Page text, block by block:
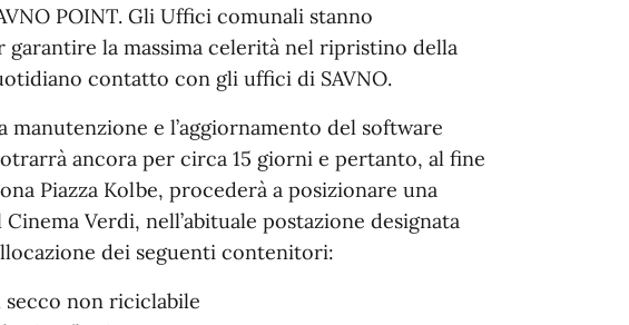
POINT. Gli Uffici comunali stanno
la massima celerità nel ripristino della
contatto con gli uffici di SAVNO.
manutenzione e l’aggiornamento del software
ancora per circa 15 giorni e pertanto, al fine
Piazza Kolbe, procederà a posizionare una
Verdi, nell’abituale postazione designata
dei seguenti contenitori:
non riciclabile